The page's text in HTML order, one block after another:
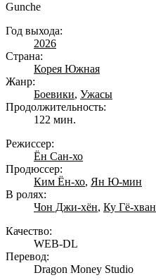
Gunche
Год выхода:
2026
Страна:
Корея Южная
Жанр:
Боевики, Ужасы
Продолжительность:
122 мин.
Режиссер:
Ён Сан-хо
Продюссер:
Ким Ён-хо, Ян Ю-мин
В ролях:
Чон Джи-хён, Ку Гё-хван
Качество:
WEB-DL
Перевод:
Dragon Money Studio